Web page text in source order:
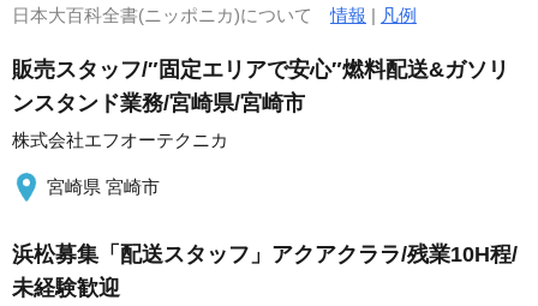
日本大百科全書(ニッポニカ)について情報 | 凡例
販売スタッフ/″固定エリアで安心″燃料配送&ガソリ
ンスタンド業務/宮崎県/宮崎市
株式会社エフオーテクニカ
宮崎県 宮崎市
浜松募集「配送スタッフ」アクアクララ/残業10H程/
未経験歓迎